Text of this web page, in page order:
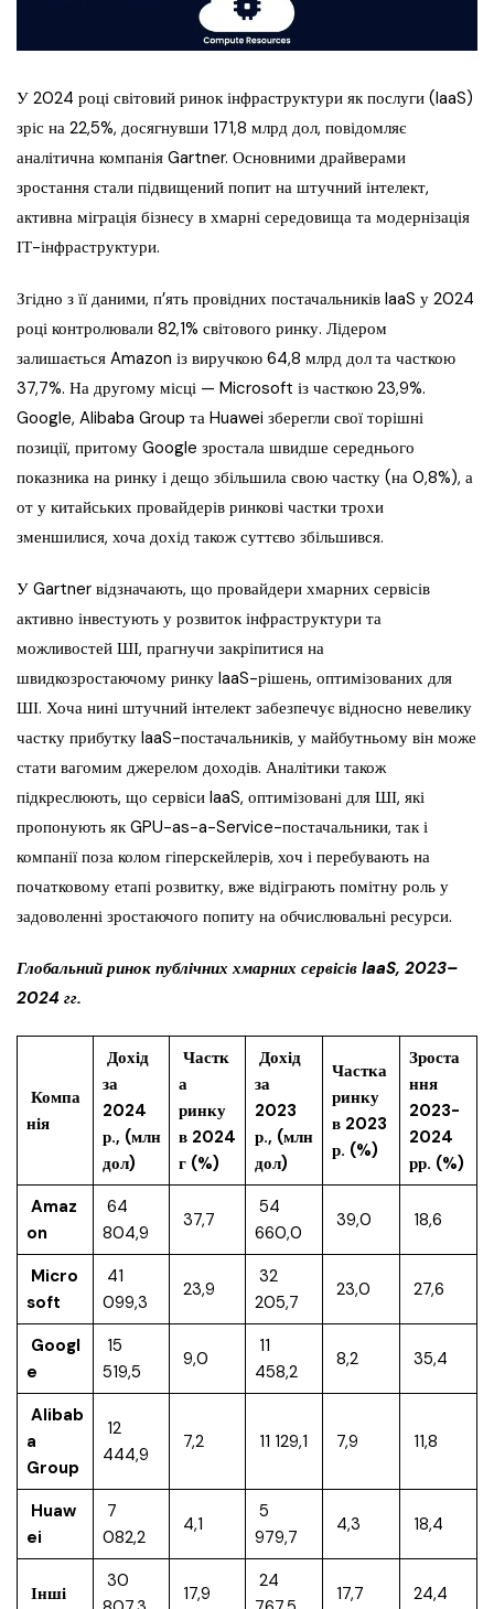
У 2024 році світовий ринок інфраструктури як послуги (IaaS)
зріс на 22,5%, досягнувши 171,8 млрд дол, повідомляє
аналітична компанія Gartner. Основними драйверами
зростання стали підвищений попит на штучний інтелект,
активна міграція бізнесу в хмарні середовища та модернізація
ІТ-інфраструктури.
Згідно з її даними, п’ять провідних постачальників IaaS у 2024
році контролювали 82,1% світового ринку. Лідером
залишається Amazon із виручкою 64,8 млрд дол та часткою
37,7%. На другому місці — Microsoft із часткою 23,9%.
Google, Alibaba Group та Huawei зберегли свої торішні
позиції, притому Google зростала швидше середнього
показника на ринку і дещо збільшила свою частку (на 0,8%), а
от у китайських провайдерів ринкові частки трохи
зменшилися, хоча дохід також суттєво збільшився.
У Gartner відзначають, що провайдери хмарних сервісів
активно інвестують у розвиток інфраструктури та
можливостей ШІ, прагнучи закріпитися на
швидкозростаючому ринку IaaS-рішень, оптимізованих для
ШІ. Хоча нині штучний інтелект забезпечує відносно невелику
частку прибутку IaaS-постачальників, у майбутньому він може
стати вагомим джерелом доходів. Аналітики також
підкреслюють, що сервіси IaaS, оптимізовані для ШІ, які
пропонують як GPU-as-a-Service-постачальники, так і
компанії поза колом гіперскейлерів, хоч і перебувають на
початковому етапі розвитку, вже відіграють помітну роль у
задоволенні зростаючого попиту на обчислювальні ресурси.
Глобальний ринок публічних хмарних сервісів IaaS, 2023–
2024 гг.
Компа
нія
Дохід
за
2024
р., (млн
дол)
Частк
а
ринку
в 2024
г (%)
Дохід
за
2023
р., (млн
дол)
Частка
ринку
в 2023
р. (%)
Зроста
ння
2023-
2024
рр. (%)
Amaz
on
64
804,9
37,7
54
660,0
39,0 18,6
Micro
soft
41
099,3
23,9
32
205,7
23,0 27,6
Googl
e
15
519,5
9,0
11
458,2
8,2 35,4
Alibab
a
Group
12
444,9
7,2 11 129,1 7,9 11,8
Huaw
ei
7
082,2
4,1
5
979,7
4,3 18,4
Інші
30
17,9
24
17,7 24,4